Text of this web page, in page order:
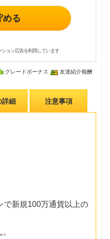
める
ョン広告を利用しています
グレードボーナス 友達紹介報酬
詳細 注意事項
で新規100万通貨以上の